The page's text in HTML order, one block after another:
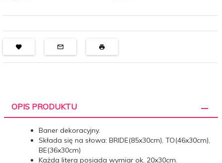
OPIS PRODUKTU
Baner dekoracyjny.
Składa się na słowa: BRIDE(85x30cm), TO(46x30cm),
BE(36x30cm)
Każda litera posiada wymiar ok. 20x30cm.